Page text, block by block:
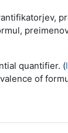
quantifier. (
of